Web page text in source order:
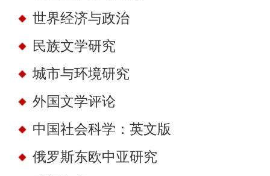
世界经济与政治
民族文学研究
城市与环境研究
外国文学评论
中国社会科学：英文版
俄罗斯东欧中亚研究